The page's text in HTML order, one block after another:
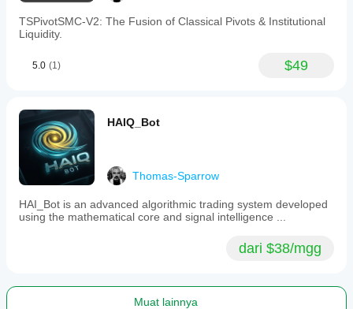
TSPivotSMC-V2: The Fusion of Classical Pivots & Institutional
Liquidity.
5.0 (1) $49
HAIQ_Bot
Thomas-Sparrow
HAI_Bot is an advanced algorithmic trading system developed
using the mathematical core and signal intelligence ...
dari $38/mgg
Muat lainnya